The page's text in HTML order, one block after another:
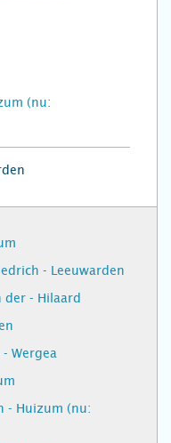
(nu:
- Leeuwarden
der - Hilaard
Wergea
- Huizum (nu: